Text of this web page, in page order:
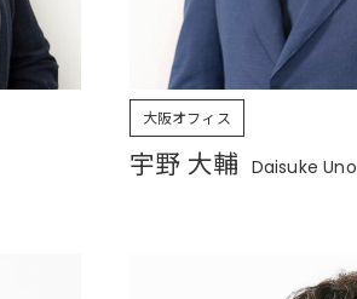
大阪オフィス
宇野 大輔 Daisuke Uno